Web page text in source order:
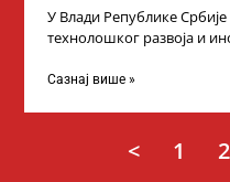
У Влади Републике
технолошког развоја и
Сазнај више »
< 1 2